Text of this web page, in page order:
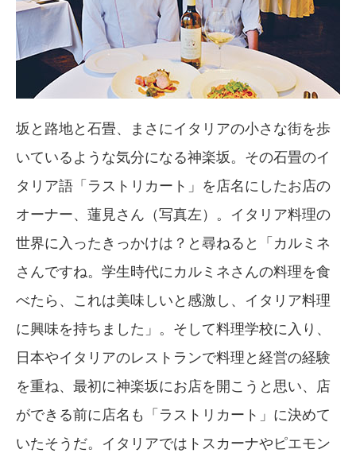
坂と路地と石畳、まさにイタリアの小さな街を歩
いているような気分になる神楽坂。その石畳のイ
タリア語「ラストリカート」を店名にしたお店の
オーナー、蓮見さん（写真左）。イタリア料理の
世界に入ったきっかけは？と尋ねると「カルミネ
さんですね。学生時代にカルミネさんの料理を食
べたら、これは美味しいと感激し、イタリア料理
に興味を持ちました」。そして料理学校に入り、
日本やイタリアのレストランで料理と経営の経験
を重ね、最初に神楽坂にお店を開こうと思い、店
ができる前に店名も「ラストリカート」に決めて
いたそうだ。イタリアではトスカーナやピエモン